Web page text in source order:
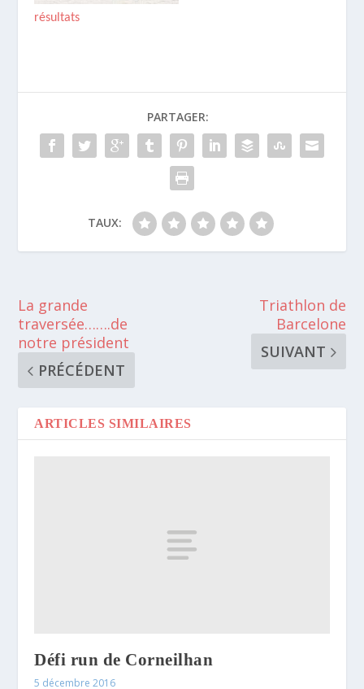
résultats
PARTAGER:
TAUX:
La grande
traversée…….de
notre président
PRÉCÉDENT
Triathlon de
Barcelone
SUIVANT
ARTICLES SIMILAIRES
Défi run de Corneilhan
5 décembre 2016